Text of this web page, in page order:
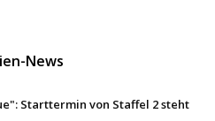
News
Starttermin von Staffel 2 steht